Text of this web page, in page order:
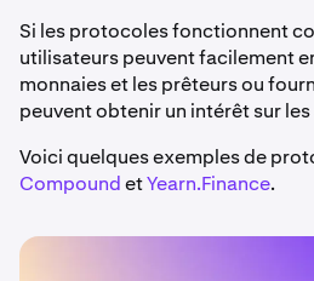
Si les protocoles fonctionnent
utilisateurs peuvent facilement
monnaies et les prêteurs ou
peuvent obtenir un intérêt sur
Voici quelques exemples de
CompoundetYearn.Finance.